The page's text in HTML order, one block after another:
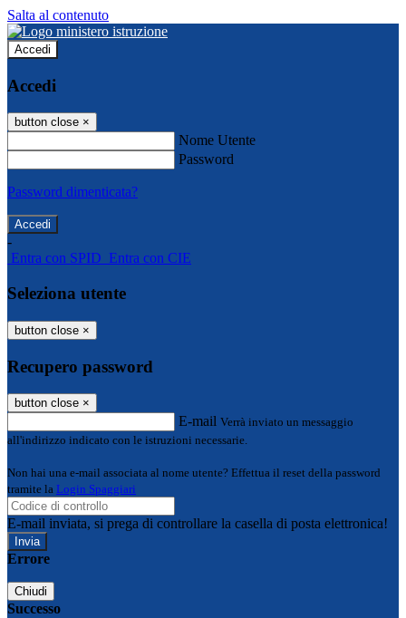
Salta al contenuto
Accedi
Accedi
button close ×
Nome Utente
Password
Password dimenticata?
-
Entra con SPID Entra con CIE
Seleziona utente
button close ×
Recupero password
button close ×
E-mail Verrà inviato un messaggio
all'indirizzo indicato con le istruzioni necessarie.
Non hai una e-mail associata al nome utente? Effettua il reset della password
tramite la Login Spaggiari
E-mail inviata, si prega di controllare la casella di posta elettronica!
Errore
Chiudi
Successo